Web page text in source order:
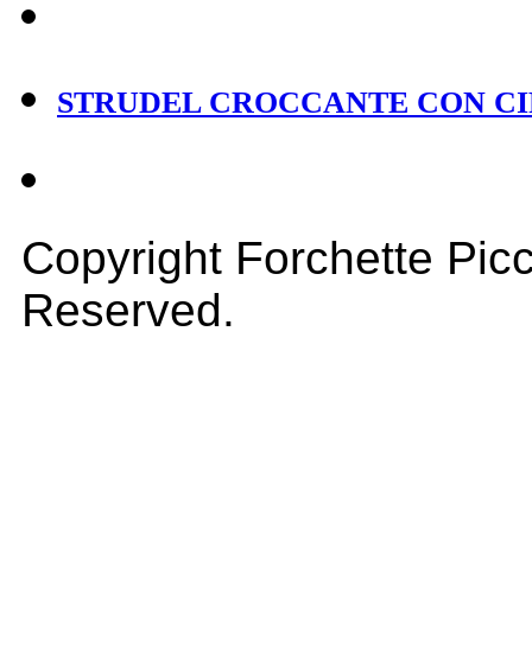
STRUDEL CROCCANTE CON
Copyright Forchette
Reserved.